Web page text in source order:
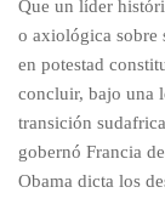
Que un líder
o axiológica sobre
en potestad
concluir, bajo una
transición
gobernó Francia
Obama dicta los